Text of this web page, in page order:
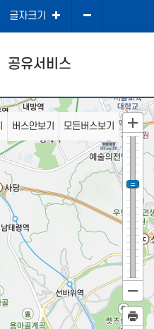
글자크기
공유서비스
버스안보기 모든버스보기